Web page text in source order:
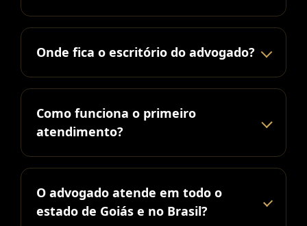
Onde fica o escritório do advogado?
Como funciona o primeiro
atendimento?
O advogado atende em todo o
estado de Goiás e no Brasil?